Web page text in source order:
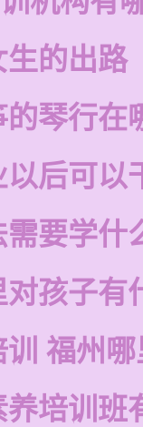
生的出路
琴行在
后可以
要学什
孩子有
福州
培训班